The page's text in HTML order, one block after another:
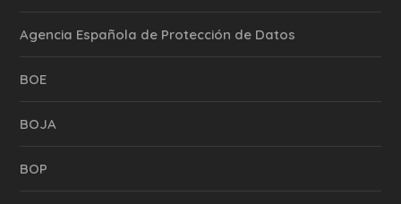
Agencia Española de Protección de Datos
BOE
BOJA
BOP